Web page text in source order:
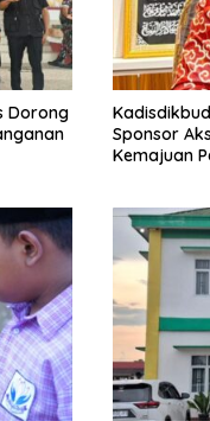
Dorong
Sponsor
Kemajuan